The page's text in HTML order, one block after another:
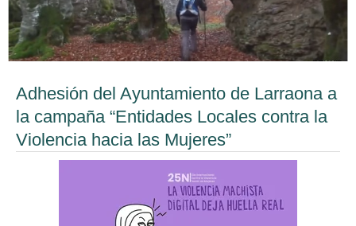
Adhesión del Ayuntamiento de Larraona a
la campaña “Entidades Locales contra la
Violencia hacia las Mujeres”